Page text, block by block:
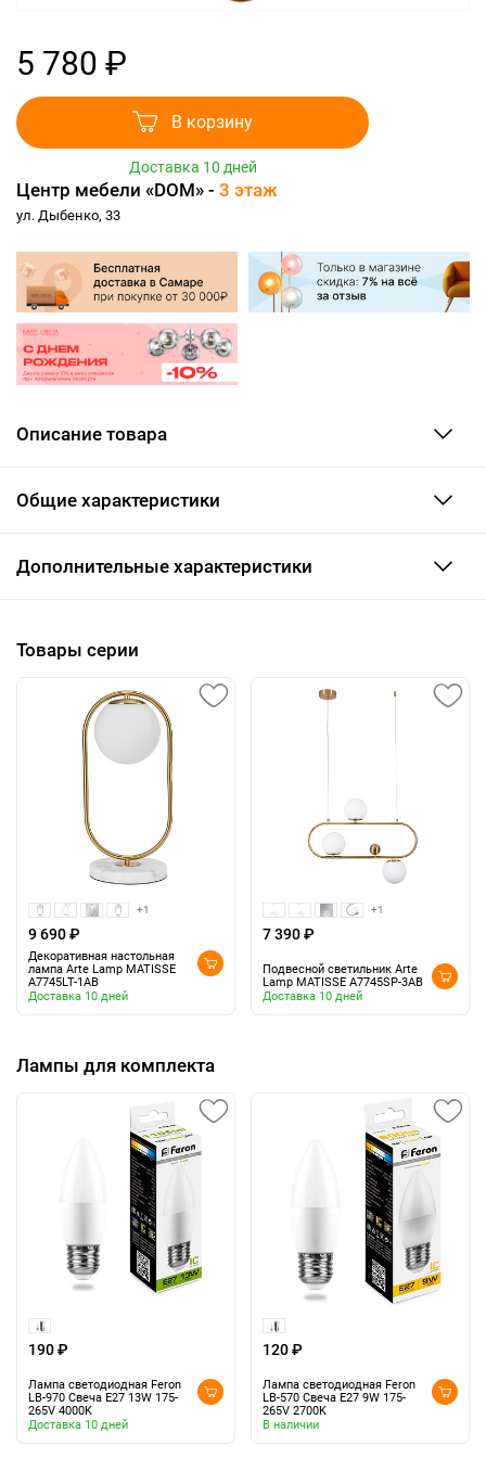
5 780 ₽
В корзину
Доставка 10 дней
Центр мебели «DOM» - 3 этаж
ул. Дыбенко, 33
Описание товара
Общие характеристики
Дополнительные характеристики
Товары серии
+1
9 690 ₽
Декоративная настольная
лампа Arte Lamp MATISSE
A7745LT-1AB
Доставка 10 дней
+1
7 390 ₽
Подвесной светильник Arte
Lamp MATISSE A7745SP-3AB
Доставка 10 дней
Лампы для комплекта
190 ₽
Лампа светодиодная Feron
LB-970 Свеча E27 13W 175-
265V 4000K
Доставка 10 дней
120 ₽
Лампа светодиодная Feron
LB-570 Свеча E27 9W 175-
265V 2700K
В наличии